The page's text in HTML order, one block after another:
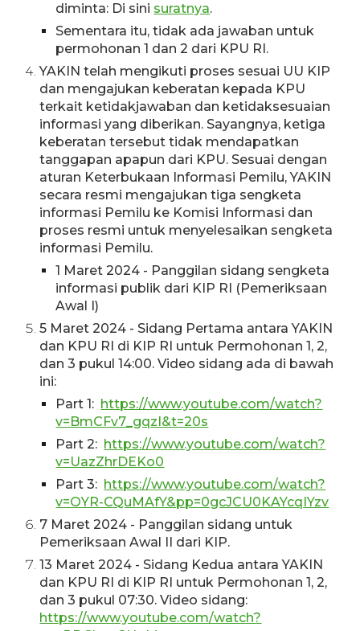
diminta: Di sini suratnya.
Sementara itu, tidak ada jawaban untuk
permohonan 1 dan 2 dari KPU RI.
YAKIN telah mengikuti proses sesuai UU KIP
dan mengajukan keberatan kepada KPU
terkait ketidakjawaban dan ketidaksesuaian
informasi yang diberikan. Sayangnya, ketiga
keberatan tersebut tidak mendapatkan
tanggapan apapun dari KPU. Sesuai dengan
aturan Keterbukaan Informasi Pemilu, YAKIN
secara resmi mengajukan tiga sengketa
informasi Pemilu ke Komisi Informasi dan
proses resmi untuk menyelesaikan sengketa
informasi Pemilu.
1 Maret 2024 - Panggilan sidang sengketa
informasi publik dari KIP RI (Pemeriksaan
Awal I)
5 Maret 2024 - Sidang Pertama antara YAKIN
dan KPU RI di KIP RI untuk Permohonan 1, 2,
dan 3 pukul 14:00. Video sidang ada di bawah
ini:
Part 1: https://www.youtube.com/watch?
v=BmCFv7_gqzI&t=20s
Part 2: https://www.youtube.com/watch?
v=UazZhrDEKo0
Part 3: https://www.youtube.com/watch?
v=OYR-CQuMAfY&pp=0gcJCU0KAYcqIYzv
7 Maret 2024 - Panggilan sidang untuk
Pemeriksaan Awal II dari KIP.
13 Maret 2024 - Sidang Kedua antara YAKIN
dan KPU RI di KIP RI untuk Permohonan 1, 2,
dan 3 pukul 07:30. Video sidang:
https://www.youtube.com/watch?